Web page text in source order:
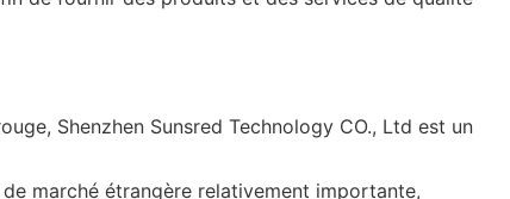
Shenzhen Sunsred Technology CO., Ltd est un
marché étrangère relativement importante,